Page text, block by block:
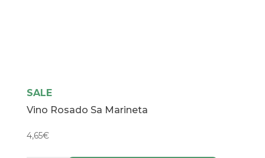
SALE
Vino Rosado Sa Marineta
4,65€